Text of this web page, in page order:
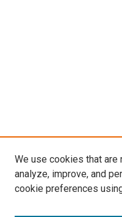
We use cookies that
analyze, improve, and
cookie preferences